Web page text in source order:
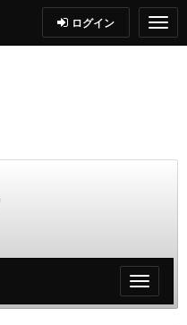
ログイン
My
ペ